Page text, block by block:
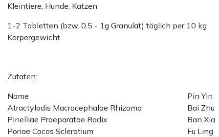
Kleintiere, Hunde, Katzen
1-2 Tabletten (bzw. 0,5 - 1g Granulat) täglich per 10 kg
Körpergewicht
Zutaten:
Name
Pin Yin
Atractylodis Macrocephalae Rhizoma
Bai Zhu
Pinelliae Praeparatae Radix
Ban Xia
Poriae Cocos Sclerotium
Fu Ling